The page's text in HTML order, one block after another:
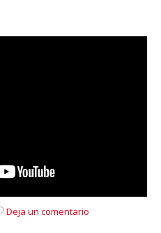
Deja un comentario